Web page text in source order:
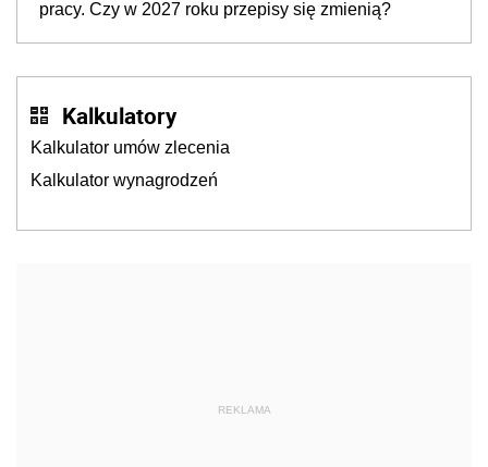
pracy. Czy w 2027 roku przepisy się zmienią?
Kalkulatory
Kalkulator umów zlecenia
Kalkulator wynagrodzeń
REKLAMA